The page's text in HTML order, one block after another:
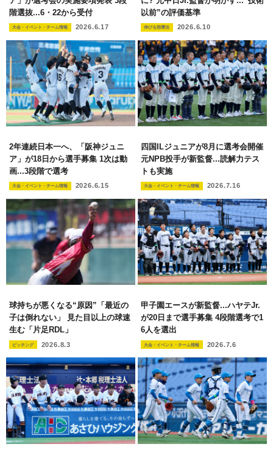
階選抜...6・22から受付
大会・イベント・チーム情報 2026.6.17
以前”の評価基準
伸びる指導法 2026.6.10
2年連続日本一へ、「阪神ジュニ
ア」が18日から選手募集 1次は動
画...3段階で選考
大会・イベント・チーム情報 2026.6.15
四国ILジュニアが8月に選考会開催
元NPB投手が新監督...読解力テス
トも実施
大会・イベント・チーム情報 2026.7.16
球持ちが悪くなる“原因”「最近の
子は倒れない」 見た目以上の球速
生む「片足RDL」
ピッチング 2026.8.3
甲子園エースが新監督...ハヤテJr.
が20日まで選手募集 4段階選考で1
6人を選出
大会・イベント・チーム情報 2026.7.6